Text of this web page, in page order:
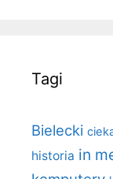
Tagi
Bielecki
historia in